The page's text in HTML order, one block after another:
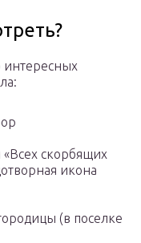
интересных
скорбящих
икона
(в поселке